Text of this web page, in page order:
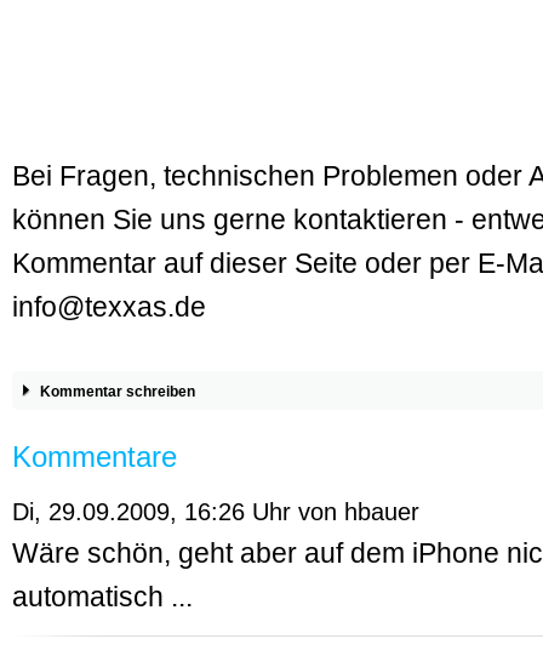
Bei Fragen, technischen Problemen oder
können Sie uns gerne kontaktieren -
Kommentar auf dieser Seite oder per E-
info@texxas.de
Kommentar schreiben
Kommentare
Di, 29.09.2009, 16:26 Uhr von hbauer
Wäre schön, geht aber auf dem iPhone
automatisch ...